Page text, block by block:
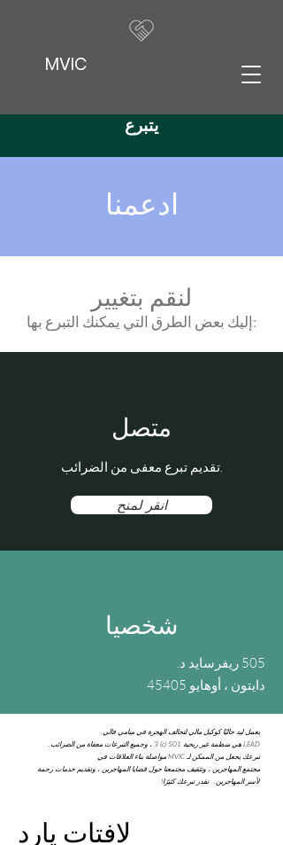
MVIC
يتبرع
ادعمنا
لنقم بتغيير
إليكبعض الطرق التي يمكنك التبرع بها:
متصل
تقديم تبرع معفى من الضرائب.
انقر لمنح
شخصيا
505 ريفرسايد د.
دايتون ، أوهايو 45405
يعمل ليد حاليًا كوكيل مالي لتحالف الهجرة في ميامي فالي.
LEAD هي منظمة غير ربحية 501 (c) 3 ، وجميع التبرعات معفاة من الضرائب.
تبرعك يجعل من الممكن لـ MVIC مواصلة بناء العلاقات في
مجتمع المهاجرين ، وتثقيف مجتمعنا حول قضايا المهاجرين ، وتقديم خدمات رحمة
لأسر المهاجرين. نقدر تبرعك كثيرًا!
لافتات يارد